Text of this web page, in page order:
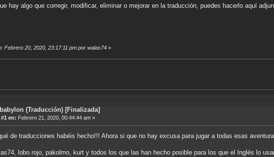
hay algo que corregir, modificar, eliminar o mejorar en la traducción, puedes hacerlo aquí
Febrero 20, 2020, 23:17:11 pm por walas74 »
(Traducción) [Finalizada]
en: Febrero 21, 2020, 00:44:44 am »
de traducciones habéis hecho!!! Ahora si que no hay excusa para jugar a todas esas
lobo.rojo, pakolmo, kurt y todos los que las han hecho posible para los que el Inglés lo